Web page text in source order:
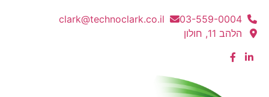
03-559-0004
clark@technoclark.co.il
הלהב 11, חולון